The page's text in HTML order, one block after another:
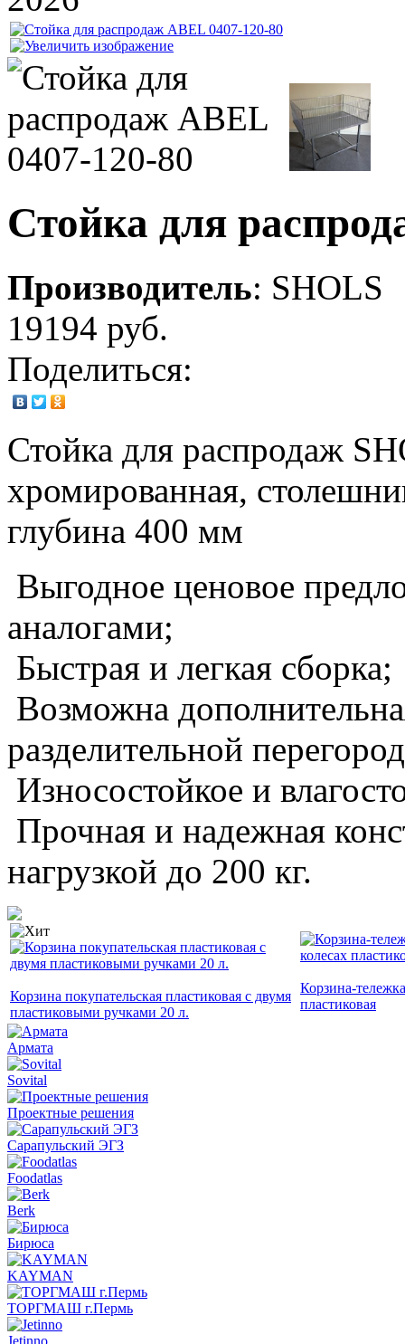
Стойка для
Производитель: SHOLS
19194 руб.
Поделиться:
Стойка для распродаж
хромированная,
глубина 400 мм
Выгодное ценовое
аналогами;
Быстрая и легкая сборка;
Возможна
разделительной
Износостойкое и
Прочная и надежная
нагрузкой до 200 кг.
Корзина покупательская пластиковая с двумя
пластиковыми ручками 20 л.
Корзина-
пластиковая
Армата
Sovital
Проектные решения
Сарапульский ЭГЗ
Foodatlas
Berk
Бирюса
KAYMAN
ТОРГМАШ г.Пермь
Jetinno